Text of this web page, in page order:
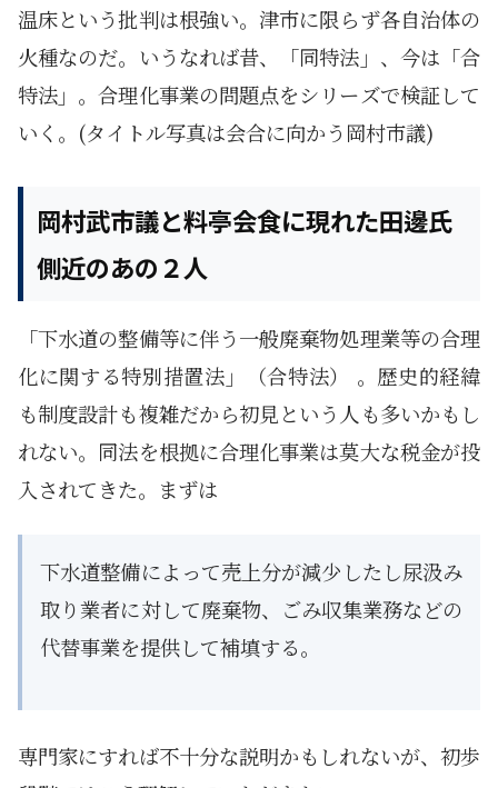
温床という批判は根強い。津市に限らず各自治体の
火種なのだ。いうなれば昔、「同特法」、今は「合
特法」。合理化事業の問題点をシリーズで検証して
いく。(タイトル写真は会合に向かう岡村市議)
岡村武市議と料亭会食に現れた田邊氏
側近のあの２人
「下水道の整備等に伴う一般廃棄物処理業等の合理
化に関する特別措置法」（合特法） 。歴史的経緯
も制度設計も複雑だから初見という人も多いかもし
れない。同法を根拠に合理化事業は莫大な税金が投
入されてきた。まずは
下水道整備によって売上分が減少したし尿汲み
取り業者に対して廃棄物、ごみ収集業務などの
代替事業を提供して補填する。
専門家にすれば不十分な説明かもしれないが、初歩